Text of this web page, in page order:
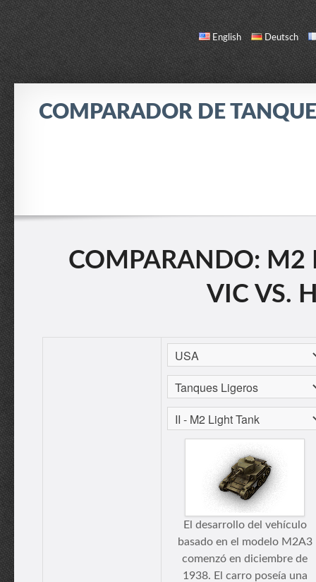
English Deutsch
COMPARADOR DE
ACERCA DE / CONTACTO
COMPARANDO: M2
VIC VS.
El desarrollo del vehículo
basado en el modelo M2A3
comenzó en diciembre de
1938. El carro poseía una